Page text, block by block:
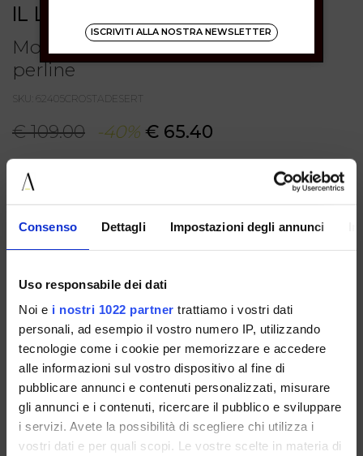
Consenso Dettagli Impostazioni degli annunci
Uso responsabile dei dati
Noi e i nostri 1022 partner trattiamo i vostri dati
personali, ad esempio il vostro numero IP, utilizzando
tecnologie come i cookie per memorizzare e accedere
alle informazioni sul vostro dispositivo al fine di
pubblicare annunci e contenuti personalizzati, misurare
gli annunci e i contenuti, ricercare il pubblico e sviluppare
i servizi. Avete la possibilità di scegliere chi utilizza i
vostri dati e per quali scopi. Le vostre scelte in materia di
IL LACCIO
Mocassino in suede desert con
perline
SKU: 62405CROSTADESERT
€ 109.00 -40% € 65.40
COLORE: DESERT GUIDA ALLE TAGLIE
TAGLIA
DESCRIZIONE
Mocassino da donna in suede color desert, dal fascino
casual e ricercato, perfetto per completare look rilassati ma
curati. La lavorazione con cuciture a vista e l'intreccio in
contrasto sul profilo donano al modello un carattere
artigianale, mentre i laccetti con perline aggiungono un
dettaglio originale. Le frange lungo il bordo laterale
richiamano uno stile boho raffinato, rendendo questa
scarpa ideale per outfit quotidiani dal gusto naturale e
ISCRIVITI ALLA NOSTRA NEWSLETTER